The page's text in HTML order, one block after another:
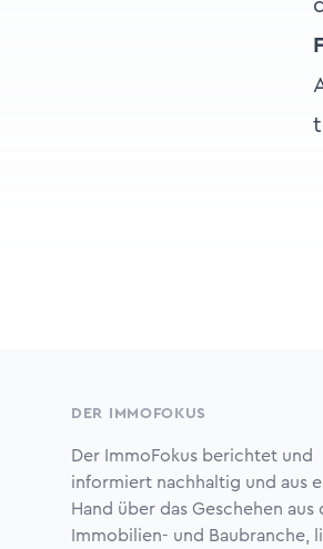
DER IMMOFOKUS
Der ImmoFokus berichtet und
informiert nachhaltig und aus
Hand über das Geschehen aus
Immobilien- und Baubranche,